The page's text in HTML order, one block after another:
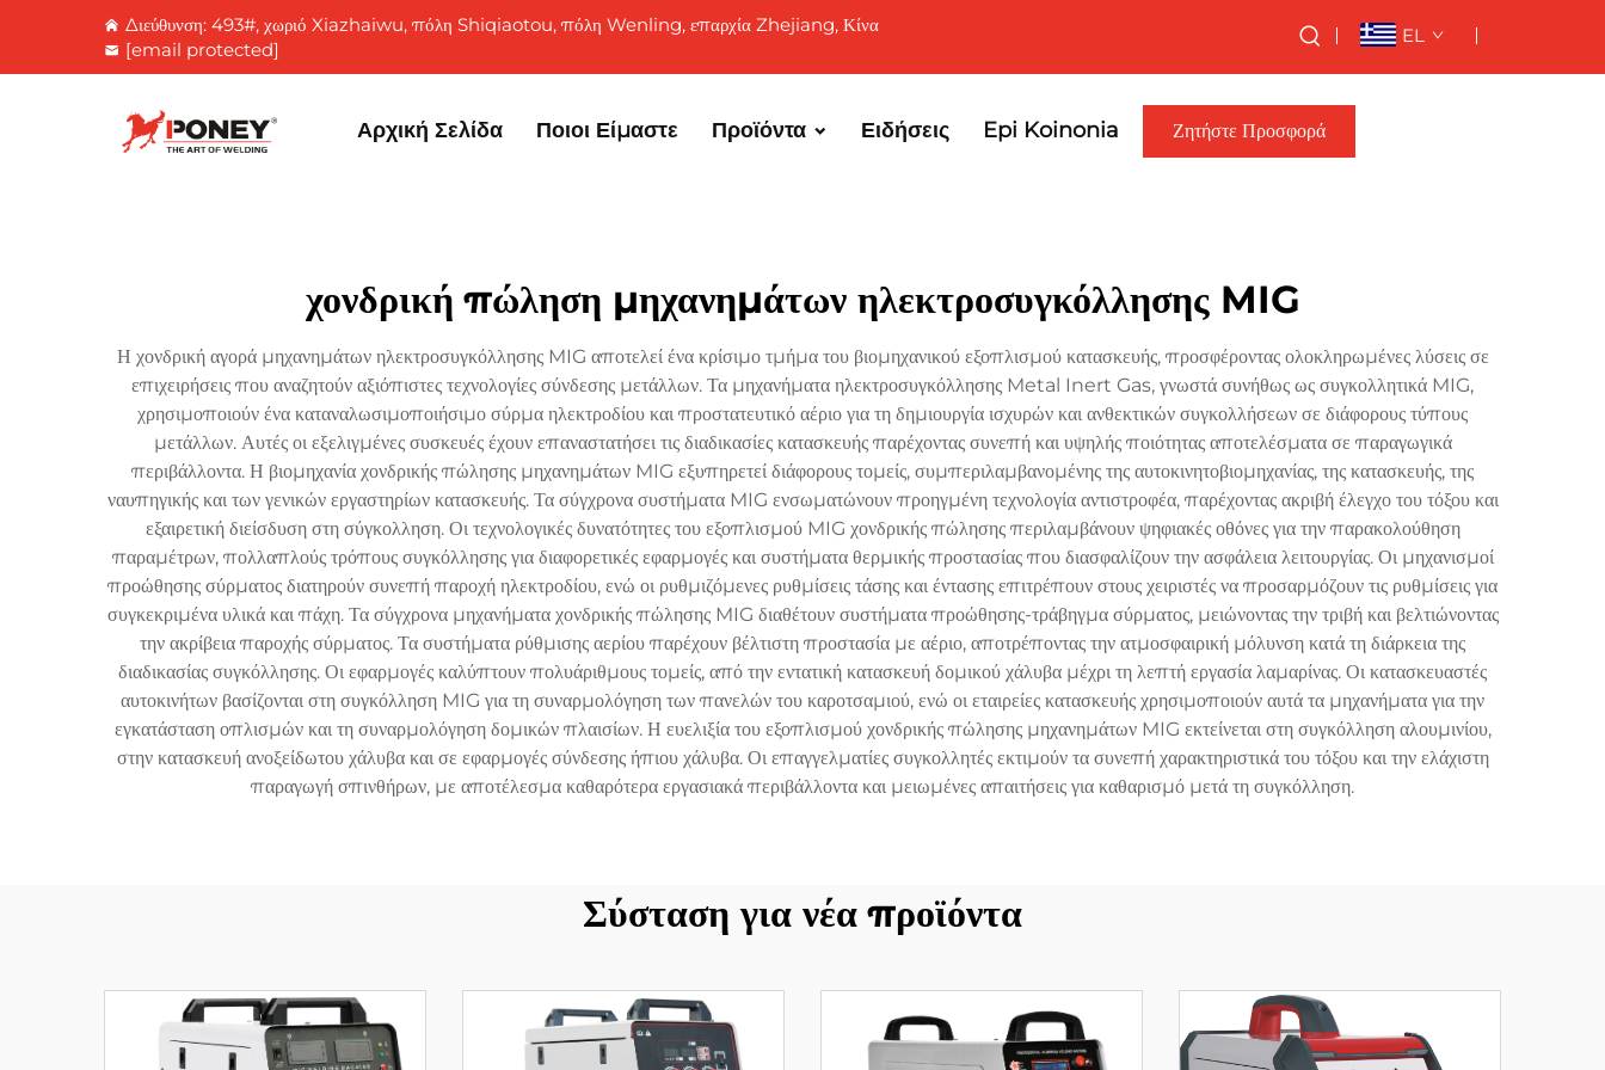
Διεύθυνση: 493#, χωριό Xiazhaiwu, πόλη Shiqiaotou, πόλη Wenling, επαρχία Zhejiang, Κίνα
[email protected]
EL
Αρχική Σελίδα Ποιοι Είμαστε Προϊόντα Ειδήσεις Epi Koinonia Ζητήστε Προσφορά
χονδρική πώληση μηχανημάτων ηλεκτροσυγκόλλησης MIG
Η χονδρική αγορά μηχανημάτων ηλεκτροσυγκόλλησης MIG αποτελεί ένα κρίσιμο τμήμα του βιομηχανικού εξοπλισμού κατασκευής, προσφέροντας ολοκληρωμένες λύσεις σε
επιχειρήσεις που αναζητούν αξιόπιστες τεχνολογίες σύνδεσης μετάλλων. Τα μηχανήματα ηλεκτροσυγκόλλησης Metal Inert Gas, γνωστά συνήθως ως συγκολλητικά MIG,
χρησιμοποιούν ένα καταναλωσιμοποιήσιμο σύρμα ηλεκτροδίου και προστατευτικό αέριο για τη δημιουργία ισχυρών και ανθεκτικών συγκολλήσεων σε διάφορους τύπους
μετάλλων. Αυτές οι εξελιγμένες συσκευές έχουν επαναστατήσει τις διαδικασίες κατασκευής παρέχοντας συνεπή και υψηλής ποιότητας αποτελέσματα σε παραγωγικά
περιβάλλοντα. Η βιομηχανία χονδρικής πώλησης μηχανημάτων MIG εξυπηρετεί διάφορους τομείς, συμπεριλαμβανομένης της αυτοκινητοβιομηχανίας, της κατασκευής, της
ναυπηγικής και των γενικών εργαστηρίων κατασκευής. Τα σύγχρονα συστήματα MIG ενσωματώνουν προηγμένη τεχνολογία αντιστροφέα, παρέχοντας ακριβή έλεγχο του τόξου και
εξαιρετική διείσδυση στη σύγκολληση. Οι τεχνολογικές δυνατότητες του εξοπλισμού MIG χονδρικής πώλησης περιλαμβάνουν ψηφιακές οθόνες για την παρακολούθηση
παραμέτρων, πολλαπλούς τρόπους συγκόλλησης για διαφορετικές εφαρμογές και συστήματα θερμικής προστασίας που διασφαλίζουν την ασφάλεια λειτουργίας. Οι μηχανισμοί
προώθησης σύρματος διατηρούν συνεπή παροχή ηλεκτροδίου, ενώ οι ρυθμιζόμενες ρυθμίσεις τάσης και έντασης επιτρέπουν στους χειριστές να προσαρμόζουν τις ρυθμίσεις για
συγκεκριμένα υλικά και πάχη. Τα σύγχρονα μηχανήματα χονδρικής πώλησης MIG διαθέτουν συστήματα προώθησης-τράβηγμα σύρματος, μειώνοντας την τριβή και βελτιώνοντας
την ακρίβεια παροχής σύρματος. Τα συστήματα ρύθμισης αερίου παρέχουν βέλτιστη προστασία με αέριο, αποτρέποντας την ατμοσφαιρική μόλυνση κατά τη διάρκεια της
διαδικασίας συγκόλλησης. Οι εφαρμογές καλύπτουν πολυάριθμους τομείς, από την εντατική κατασκευή δομικού χάλυβα μέχρι τη λεπτή εργασία λαμαρίνας. Οι κατασκευαστές
αυτοκινήτων βασίζονται στη συγκόλληση MIG για τη συναρμολόγηση των πανελών του καροτσαμιού, ενώ οι εταιρείες κατασκευής χρησιμοποιούν αυτά τα μηχανήματα για την
εγκατάσταση οπλισμών και τη συναρμολόγηση δομικών πλαισίων. Η ευελιξία του εξοπλισμού χονδρικής πώλησης μηχανημάτων MIG εκτείνεται στη συγκόλληση αλουμινίου,
στην κατασκευή ανοξείδωτου χάλυβα και σε εφαρμογές σύνδεσης ήπιου χάλυβα. Οι επαγγελματίες συγκολλητές εκτιμούν τα συνεπή χαρακτηριστικά του τόξου και την ελάχιστη
παραγωγή σπινθήρων, με αποτέλεσμα καθαρότερα εργασιακά περιβάλλοντα και μειωμένες απαιτήσεις για καθαρισμό μετά τη συγκόλληση.
Σύσταση για νέα προϊόντα